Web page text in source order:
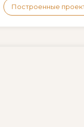
Построенные